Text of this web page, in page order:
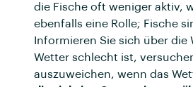
die Fische oft weniger aktiv,
ebenfalls eine Rolle; Fische
Informieren Sie sich über
Wetter schlecht ist,
auszuweichen, wenn das